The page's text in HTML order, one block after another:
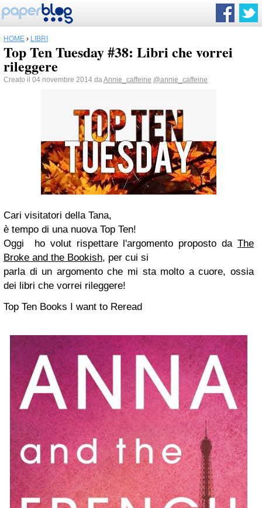
HOME › LIBRI
Top Ten Tuesday #38: Libri che vorrei
rileggere
Creato il 04 novembre 2014 daAnnie_caffeine @annie_caffeine
Cari visitatori della Tana,
è tempo di una nuova Top Ten!
Oggi ho volut rispettare l'argomento proposto da The
Broke and the Bookish, per cui si
parla di un argomento che mi sta molto a cuore, ossia
dei libri che vorrei rileggere!
Top Ten Books I want to Reread